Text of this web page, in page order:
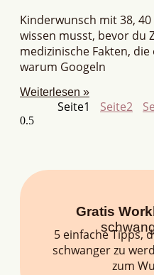
Kinderwunsch mit 38,
wissen musst, bevor du
medizinische Fakten,
warum Googeln
Weiterlesen »
Seite1 Seite2
Gratis
5 einfache Tipps,
schwanger zu
zum